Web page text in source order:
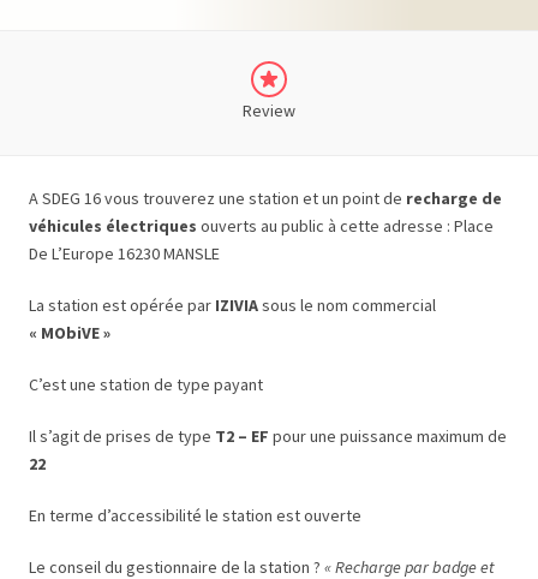
Review
A SDEG 16 vous trouverez une station et un point de recharge de
véhicules électriques ouverts au public à cette adresse : Place
De L’Europe 16230 MANSLE
La station est opérée par IZIVIAsous le nom commercial
« MObiVE »
C’est une station de type payant
Il s’agit de prises de type T2 – EF pour une puissance maximum de
22
En terme d’accessibilité le station est ouverte
Le conseil du gestionnaire de la station ? « Recharge par badge et